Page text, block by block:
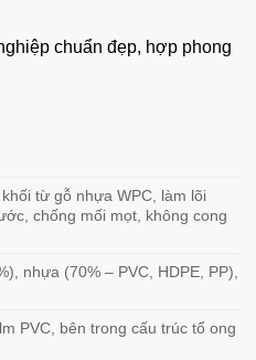
chuẩn đẹp, hợp phong
từ gỗ nhựa WPC, làm lõi
chống mối mọt, không cong
nhựa (70% – PVC, HDPE, PP),
PVC, bên trong cấu trúc tổ ong